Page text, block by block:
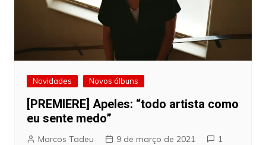
Novidades Novos álbuns
[PREMIERE] Apeles: “todo artista como
eu sente medo”
Marcos Tadeu 9 de março de 2021 1